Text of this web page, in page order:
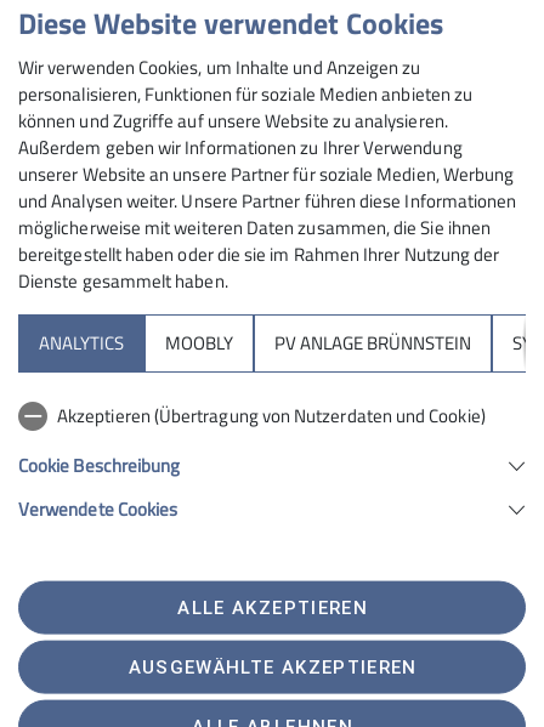
Details
Maximale Teilnehmeranzahl
15
Sektion
Hochrieshütte
Sektion Rosenheim des Deutschen Alpenvereins e.V.
Telefon +4980312716030
Datenschutz-Einstellungen
Datenschutz
Impressum
Diese Website verwendet Cookies
Wir verwenden Cookies, um Inhalte und Anzeigen zu
personalisieren, Funktionen für soziale Medien anbieten zu
können und Zugriffe auf unsere Website zu analysieren.
Außerdem geben wir Informationen zu Ihrer Verwendung
unserer Website an unsere Partner für soziale Medien, Werbung
und Analysen weiter. Unsere Partner führen diese Informationen
möglicherweise mit weiteren Daten zusammen, die Sie ihnen
bereitgestellt haben oder die sie im Rahmen Ihrer Nutzung der
Dienste gesammelt haben.
ANALYTICS MOOBLY PV ANLAGE BRÜNNSTEIN
Akzeptieren (Übertragung von Nutzerdaten und Cookie)
Cookie Beschreibung
Verwendete Cookies
ALLE AKZEPTIEREN
AUSGEWÄHLTE AKZEPTIEREN